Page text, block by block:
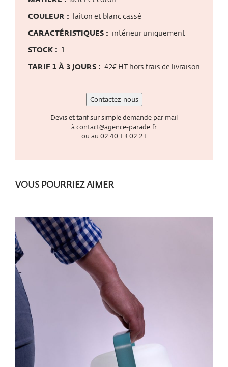
COULEUR : laiton et blanc cassé
CARACTÉRISTIQUES : intérieur uniquement
STOCK : 1
TARIF 1 À 3 JOURS : 42€ HT hors frais de livraison
Contactez-nous
Devis et tarif sur simple demande par mail
àcontact@agence-parade.fr
ou au 02 40 13 02 21
VOUS POURRIEZ AIMER